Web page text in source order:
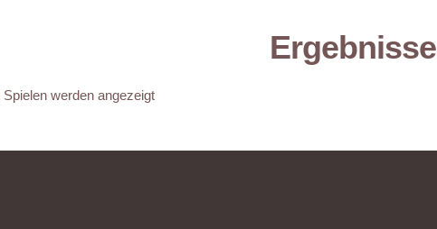
Ergebnisse
werden angezeigt